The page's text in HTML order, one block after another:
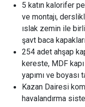
5 katın kalorifer
ve montajı,
ıslak zemin ile
şavt baca
254 adet ahşap
kereste, MDF
yapımı ve boyası
Kazan Dairesi
havalandırma